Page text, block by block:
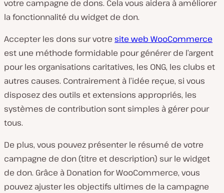
votre campagne de dons. Cela vous aidera à améliorer
la fonctionnalité du widget de don.
Accepter les dons sur votre site web WooCommerce
est une méthode formidable pour générer de l’argent
pour les organisations caritatives, les ONG, les clubs et
autres causes. Contrairement à l’idée reçue, si vous
disposez des outils et extensions appropriés, les
systèmes de contribution sont simples à gérer pour
tous.
De plus, vous pouvez présenter le résumé de votre
campagne de don (titre et description) sur le widget
de don. Grâce à Donation for WooCommerce, vous
pouvez ajuster les objectifs ultimes de la campagne